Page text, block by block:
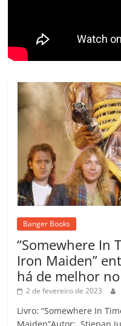
Banger Books
“Somewhere In
Iron Maiden”
há de melhor
2 de fevereiro de 2023
Livro: “Somewhere In